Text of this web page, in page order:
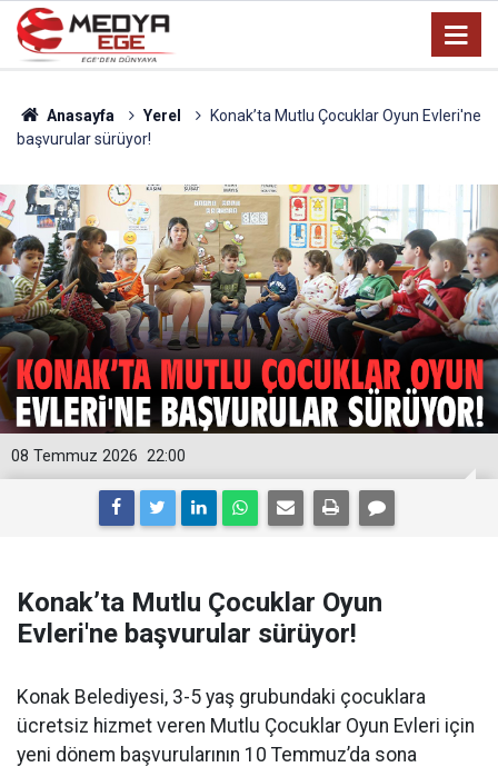
Anasayfa Yerel
Konak’ta Mutlu Çocuklar Oyun Evleri'ne
başvurular sürüyor!
22:00
08 Temmuz 2026
Konak’ta Mutlu Çocuklar Oyun
Evleri'ne başvurular sürüyor!
Konak Belediyesi, 3-5 yaş grubundaki çocuklara
ücretsiz hizmet veren Mutlu Çocuklar Oyun Evleri için
yeni dönem başvurularının 10 Temmuz’da sona